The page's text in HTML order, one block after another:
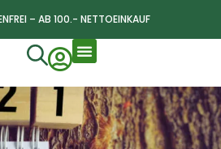
– AB 100.- NETTOEINKAUF